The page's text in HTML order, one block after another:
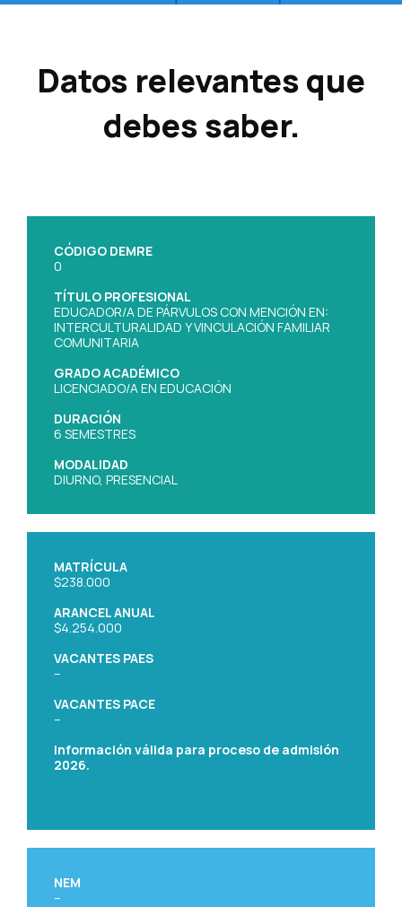
Datos relevantes que
debes saber.
CÓDIGO DEMRE
0
TÍTULO PROFESIONAL
EDUCADOR/A DE PÁRVULOS CON MENCIÓN EN:
INTERCULTURALIDAD Y VINCULACIÓN FAMILIAR
COMUNITARIA
GRADO ACADÉMICO
LICENCIADO/A EN EDUCACIÓN
DURACIÓN
6 SEMESTRES
MODALIDAD
DIURNO, PRESENCIAL
MATRÍCULA
$238.000
ARANCEL ANUAL
$4.254.000
VACANTES PAES
–
VACANTES PACE
–
Información válida para proceso de admisión
2026.
NEM
–